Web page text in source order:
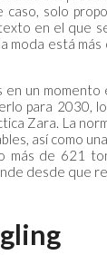
solo
en el que
está
un
para 2030,
Zara. La
así como
de 621
desde que